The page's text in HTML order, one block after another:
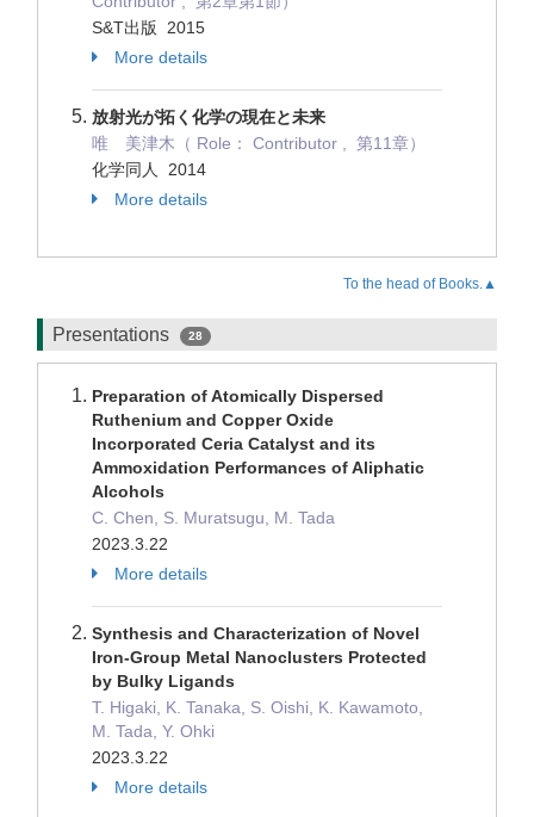
S&T出版 2015
More details
放射光が拓く化学の現在と未来
唯 美津木（ Role： Contributor , 第11章）
化学同人 2014
More details
To the head of Books.▲
Presentations 28
Preparation of Atomically Dispersed
Ruthenium and Copper Oxide
Incorporated Ceria Catalyst and its
Ammoxidation Performances of Aliphatic
Alcohols
C. Chen, S. Muratsugu, M. Tada
2023.3.22
More details
Synthesis and Characterization of Novel
Iron-Group Metal Nanoclusters Protected
by Bulky Ligands
T. Higaki, K. Tanaka, S. Oishi, K. Kawamoto,
M. Tada, Y. Ohki
2023.3.22
More details